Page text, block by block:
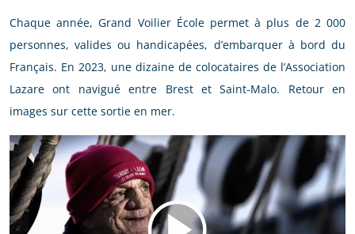
Chaque année, Grand Voilier École permet à plus de 2 000
personnes, valides ou handicapées, d’embarquer à bord du
Français. En 2023, une dizaine de colocataires de l’Association
Lazare ont navigué entre Brest et Saint-Malo. Retour en
images sur cette sortie en mer.